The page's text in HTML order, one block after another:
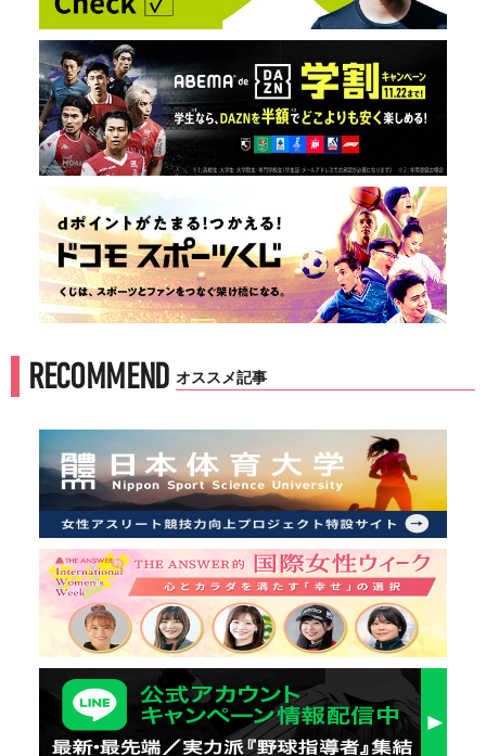
RECOMMEND オススメ記事